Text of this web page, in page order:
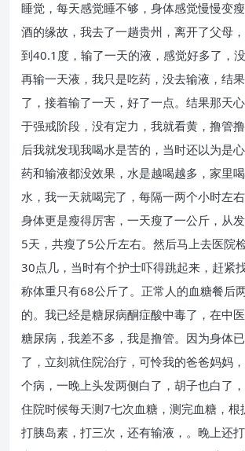
睡觉，每天感觉睡不够，身体感觉慢慢变
酒的缘故，我去了一趟贵州，离开了父母
到40.1度，输了一天的液，感觉好多了，
再输一天液，我只是吃药，没去输液，结
了，接着输了一天，好了一点。结果那天
于强戒阶段，没有定力，我就看黄，撸管
后我就发现我喝水是苦的，当时还以为是
药和输液都没效果，水是越喝越多，家里
水，我一天就喝完了，每隔一两个小时左右
身体更是瘦得厉害，一天瘦了一公斤，从
5天，共瘦了5公斤左右。然后马上去医院
30点几，当时有个护士吓得跳起来，赶紧
称体重只有68公斤了。正常人的血糖餐后
的。我已经是糖尿病酮症酸中毒了，在中
糖尿病，我差不多，我是撸管。因为身体
了，立刻就住院治疗，可怜我的爸爸妈妈
个病，一晚上头发两侧白了，胡子也白了
住院时候每天测7七次血糖，测完血糖，根
打胰岛素，打三次，还有输液，。晚上还